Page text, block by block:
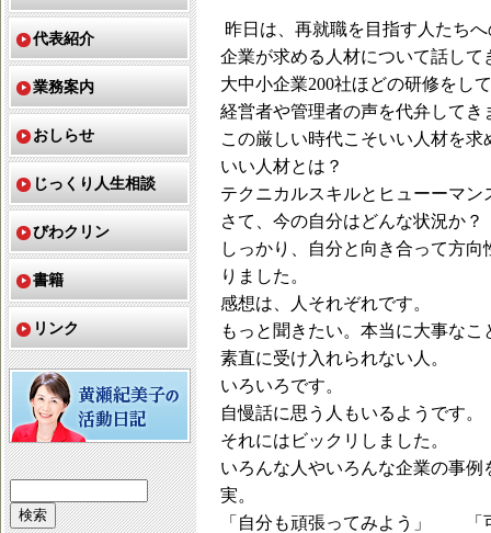
昨日は、再就職を目指す人たち
企業が求める人材について話して
大中小企業200社ほどの研修をし
経営者や管理者の声を代弁してき
この厳しい時代こそいい人材を求
いい人材とは？
テクニカルスキルとヒューーマ
さて、今の自分はどんな状況か？
しっかり、自分と向き合って方
りました。
感想は、人それぞれです。
もっと聞きたい。本当に大事な
素直に受け入れられない人。
いろいろです。
自慢話に思う人もいるようです。
それにはビックリしました。
いろんな人やいろんな企業の事
実。
「自分も頑張ってみよう」 「
代表紹介
業務案内
おしらせ
じっくり人生相談
びわクリン
書籍
リンク